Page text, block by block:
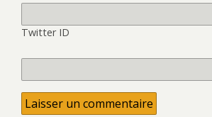
Twitter ID